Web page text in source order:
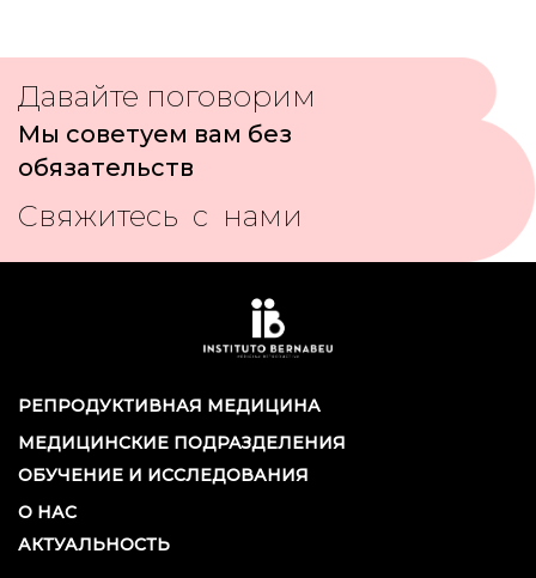
Давайте поговорим
Мы советуем вам без
обязательств
Свяжитесь с нами
РЕПРОДУКТИВНАЯ МЕДИЦИНА
МЕДИЦИНСКИЕ ПОДРАЗДЕЛЕНИЯ
ОБУЧЕНИЕ И ИССЛЕДОВАНИЯ
О НАС
АКТУАЛЬНОСТЬ